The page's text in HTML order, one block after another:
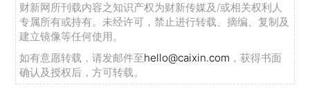
财新网所刊载内容之知识产权为财新传媒及/或相关权利人
专属所有或持有。未经许可，禁止进行转载、摘编、复制及
建立镜像等任何使用。
如有意愿转载，请发邮件至hello@caixin.com ，获得书面
确认及授权后，方可转载。